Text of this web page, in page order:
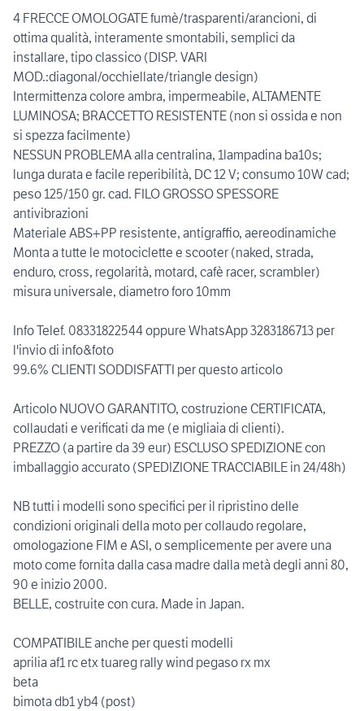
4 FRECCE OMOLOGATE fumè/trasparenti/arancioni, di
ottima qualità, interamente smontabili, semplici da
installare, tipo classico (DISP. VARI
MOD.:diagonal/occhiellate/triangle design)
Intermittenza colore ambra, impermeabile, ALTAMENTE
LUMINOSA; BRACCETTO RESISTENTE (non si ossida e non
si spezza facilmente)
NESSUN PROBLEMA alla centralina, 1lampadina ba10s;
lunga durata e facile reperibilità, DC 12 V; consumo 10W cad;
peso 125/150 gr. cad. FILO GROSSO SPESSORE
antivibrazioni
Materiale ABS+PP resistente, antigraffio, aereodinamiche
Monta a tutte le motociclette e scooter (naked, strada,
enduro, cross, regolarità, motard, cafè racer, scrambler)
misura universale, diametro foro 10mm
Info Telef. 08331822544 oppure WhatsApp 3283186713 per
l'invio di info&foto
99.6% CLIENTI SODDISFATTI per questo articolo
Articolo NUOVO GARANTITO, costruzione CERTIFICATA,
collaudati e verificati da me (e migliaia di clienti).
PREZZO (a partire da 39 eur) ESCLUSO SPEDIZIONE con
imballaggio accurato (SPEDIZIONE TRACCIABILE in 24/48h)
NB tutti i modelli sono specifici per il ripristino delle
condizioni originali della moto per collaudo regolare,
omologazione FIM e ASI, o semplicemente per avere una
moto come fornita dalla casa madre dalla metà degli anni 80,
90 e inizio 2000.
BELLE, costruite con cura. Made in Japan.
COMPATIBILE anche per questi modelli
aprilia af1 rc etx tuareg rally wind pegaso rx mx
beta
bimota db1 yb4 (post)